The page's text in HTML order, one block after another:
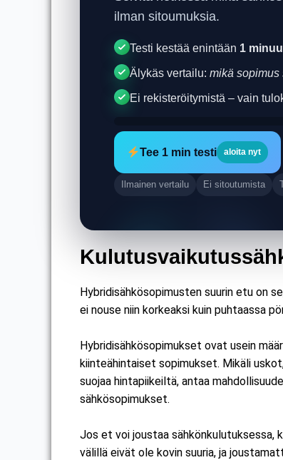
ilman sitoumuksia.
Testi kestää enintään 1
Älykäs vertailu: mikä
Ei rekisteröitymistä – vain
Tee 1 min testi aloita nyt
Ilmainen vertailu Ei sitoutumista
Hybridisähkösopimusten suurin etu on
ei nouse niin korkeaksi kuin puhtaassa
Hybridisähkösopimukset ovat usein
kiinteähintaiset sopimukset. Mikäli
suojaa hintapiikeiltä, antaa
sähkösopimukset.
Jos et voi joustaa sähkönkulutuksessa,
välillä eivät ole kovin suuria, ja